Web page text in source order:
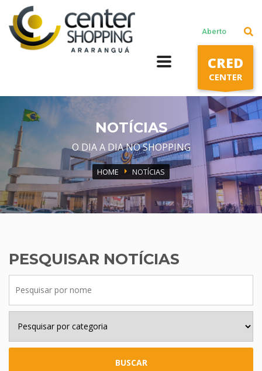
Aberto
Praça de alimentação
Cinema
Segunda a Sábado: 10h às 22h
Domingos e Feriados: 14h às 20h
CRED
CENTER
NOTÍCIAS
O DIA A DIA NO SHOPPING
HOME NOTÍCIAS
PESQUISAR NOTÍCIAS
BUSCAR